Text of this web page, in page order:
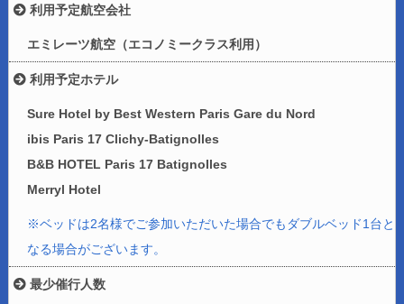
利用予定航空会社
エミレーツ航空（エコノミークラス利用）
利用予定ホテル
Sure Hotel by Best Western Paris Gare du Nord
ibis Paris 17 Clichy-Batignolles
B&B HOTEL Paris 17 Batignolles
Merryl Hotel
※ベッドは2名様でご参加いただいた場合でもダブルベッド1台と
なる場合がございます。
最少催行人数